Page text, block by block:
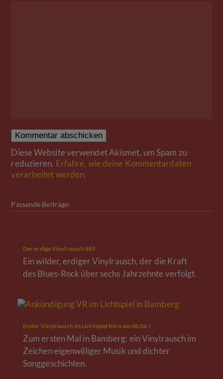
Diese Website verwendet Akismet, um Spam zu
reduzieren. Erfahre, wie deine Kommentardaten
verarbeitet werden.
Passende Beiträge:
Der erdige Vinylrausch #85
Ein wilder, erdiger Vinylrausch, der die Kraft
des Blues-Rock über sechs Jahrzehnte verfolgt.
Erster Vinylrausch im Lichtspiel Kino am 08.06.!
Zum ersten Mal in Bamberg: ein Vinylrausch im
Zeichen eigenwilliger Musik und dichter
Songgeschichten.